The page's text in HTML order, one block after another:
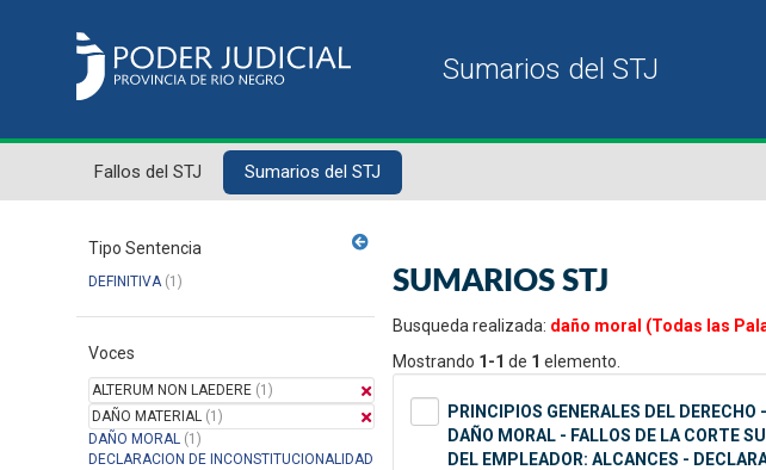
Fallos del STJ Sumarios del STJ
Tipo Sentencia
DEFINITIVA(1)
Voces
ALTERUM NON LAEDERE (1)
DAÑO MATERIAL (1)
DAÑO MORAL (1)
DECLARACION DE INCONSTITUCIONALIDAD
SUMARIOS STJ
Busqueda realizada: daño moral (Todas las
Mostrando 1-1 de 1 elemento.
PRINCIPIOS GENERALES DEL
DAÑO MORAL - FALLOS DE LA CORTE
DEL EMPLEADOR: ALCANCES -